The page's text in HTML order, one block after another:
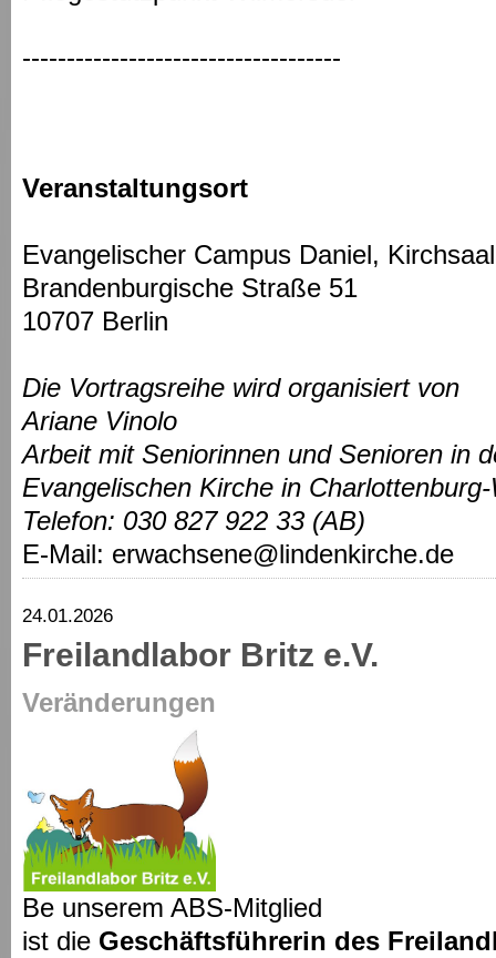
------------------------------------
Veranstaltungsort
Evangelischer Campus Daniel,
Brandenburgische Straße 51
10707 Berlin
Die Vortragsreihe wird organisiert von
Ariane Vinolo
Arbeit mit Seniorinnen und Senioren in
Evangelischen Kirche in
Telefon: 030 827 922 33 (AB)
E-Mail: erwachsene@lindenkirche.de
24.01.2026
Freilandlabor Britz e.V.
Veränderungen
Be unserem ABS-Mitglied
ist die Geschäftsführerin des